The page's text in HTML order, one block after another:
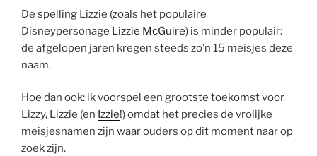
De spelling Lizzie (zoals het populaire
Disneypersonage Lizzie McGuire) is minder populair:
de afgelopen jaren kregen steeds zo’n 15 meisjes deze
naam.
Hoe dan ook: ik voorspel een grootste toekomst voor
Lizzy, Lizzie (en Izzie!) omdat het precies de vrolijke
meisjesnamen zijn waar ouders op dit moment naar op
zoek zijn.